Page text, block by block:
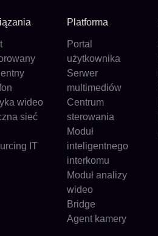
wideo
sieć
IT
Platforma
Portal
użytkownika
Serwer
multimediów
Centrum
sterowania
Moduł
inteligentnego
interkomu
Moduł analizy
wideo
Bridge
Agent kamery